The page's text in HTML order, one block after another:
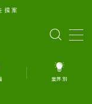
提案
業界別